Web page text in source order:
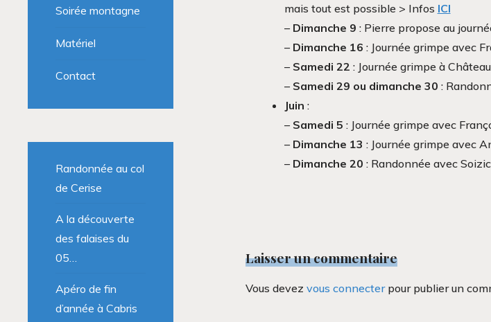
mais tout est possible > Infos ICI
– Dimanche 9 : Pierre propose au
– Dimanche 16 : Journée grimpe avec
– Samedi 22 : Journée grimpe à
– Samedi 29 ou dimanche 30 :
Juin :
– Samedi 5 : Journée grimpe avec
– Dimanche 13 : Journée grimpe avec
– Dimanche 20 : Randonnée avec Soizic
Laisser un commentaire
Vous devez vous connecterpour publier un
Soirée montagne
Matériel
Contact
Randonnée au col
de Cerise
A la découverte
des falaises du
05…
Apéro de fin
d’année à Cabris